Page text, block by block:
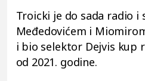
Troicki je do sada radio i
Međedovićem i
i bio selektor Dejvis kup
od 2021. godine.